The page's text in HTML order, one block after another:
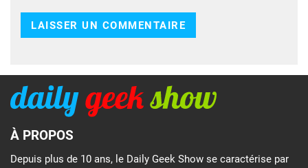
À PROPOS
Depuis plus de 10 ans, le Daily Geek Show se caractérise par